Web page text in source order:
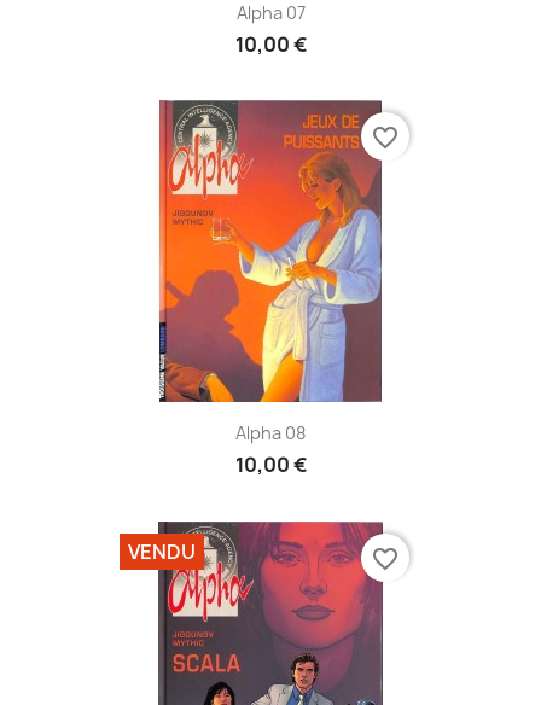
Alpha 07
10,00 €
Alpha 08
10,00 €
favorite_border
VENDU favorite_border